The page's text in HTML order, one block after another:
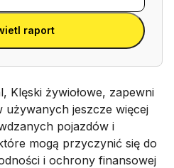
rejestracyją
raport
Klęski żywiołowe, zapewni
używanych jeszcze więcej
pojazdów i
mogą przyczynić się do
i ochrony finansowej